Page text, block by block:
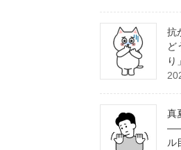
抗
ど
り
真
ル